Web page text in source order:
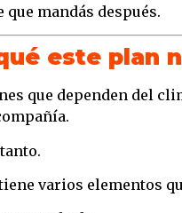
que mandás después.
este plan
que dependen del
varios elementos